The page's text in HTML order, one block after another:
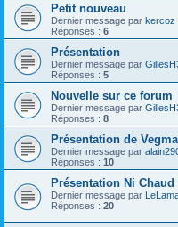
Petit nouveau
Dernier message par kercoz
Réponses : 6
Présentation
Dernier message par
Réponses : 5
Nouvelle sur ce forum
Dernier message par
Réponses : 8
Présentation de
Dernier message par
Réponses : 10
Présentation Ni Chaud
Dernier message par
Réponses : 20